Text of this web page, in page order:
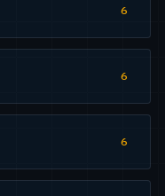
6
6
6